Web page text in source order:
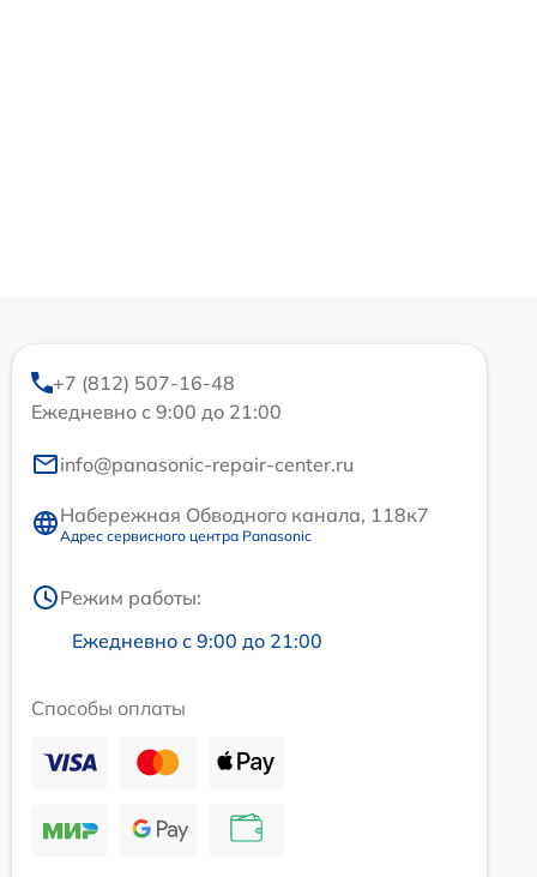
+7 (812) 507-16-48
Ежедневно с 9:00 до 21:00
info@panasonic-repair-center.ru
Набережная Обводного канала, 118к7
Адрес сервисного центра Panasonic
Режим работы:
Ежедневно с 9:00 до 21:00
Способы оплаты